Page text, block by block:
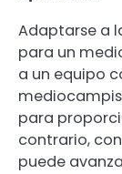
Adaptarse a
para un
a un equipo
para
contrario,
puede